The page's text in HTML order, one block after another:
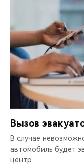
Вызов
В случае
автомобиль будет
центр